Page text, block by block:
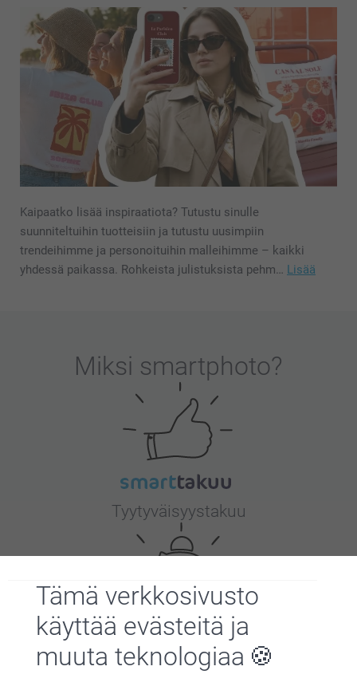
Tämä verkkosivusto
käyttää evästeitä ja
muuta teknologiaa
Kaipaatko lisää inspiraatiota? Tutustu sinulle
suunniteltuihin tuotteisiin ja tutustu uusimpiin
trendeihimme ja personoituihin malleihimme – kaikki
yhdessä paikassa. Rohkeista julistuksista pehm… Lisää
Miksi smartphoto?
Tyytyväisyystakuu
Bonusta kaikista tilauksista